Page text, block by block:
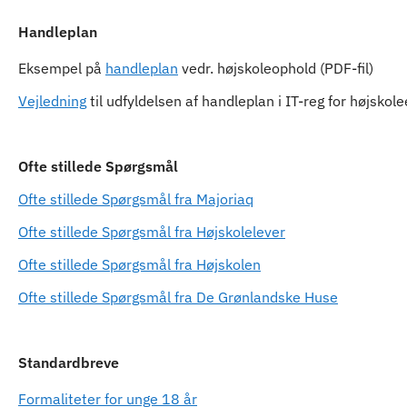
Handleplan
Eksempel på handleplan vedr. højskoleophold (PDF-fil)
Vejledning til udfyldelsen af handleplan i IT-reg for
Ofte stillede Spørgsmål
Ofte stillede Spørgsmål fra Majoriaq
Ofte stillede Spørgsmål fra Højskolelever
Ofte stillede Spørgsmål fra Højskolen
Ofte stillede Spørgsmål fra De Grønlandske Huse
Standardbreve
Formaliteter for unge 18 år